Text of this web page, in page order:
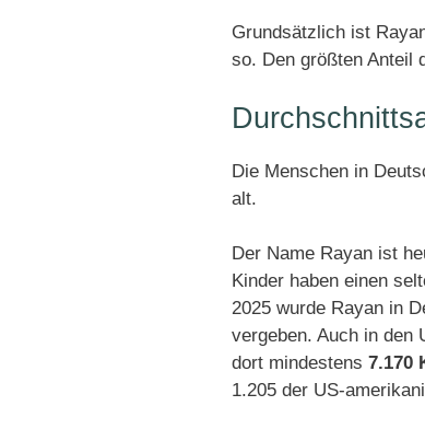
Grundsätzlich ist
so. Den größten Anteil
Die Menschen in
alt.
Der Name Rayan ist
Kinder haben einen
2025 wurde Rayan in
vergeben. Auch in den
dort mindestens 7.170
1.205 der US-